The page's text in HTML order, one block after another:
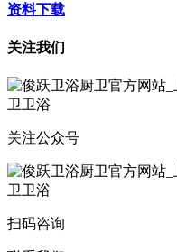
资料下载
关注我们
关注公众号
扫码咨询